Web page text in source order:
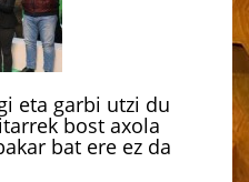
eta garbi utzi du
bost axola
bat ere ez da